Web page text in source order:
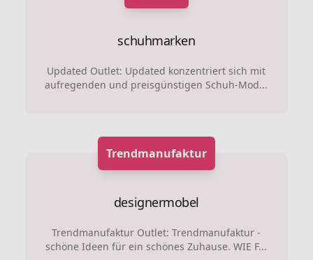
schuhmarken
Updated Outlet: Updated konzentriert sich mit
aufregenden und preisgünstigen Schuh-Mod...
Trendmanufaktur
designermobel
Trendmanufaktur Outlet: Trendmanufaktur -
schöne Ideen für ein schönes Zuhause. WIE F...